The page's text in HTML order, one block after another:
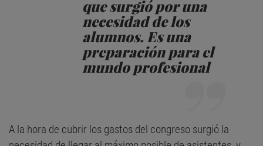
que surgió por una
necesidad de los
alumnos. Es una
preparación para el
mundo profesional
A la hora de cubrir los gastos del congreso surgió la